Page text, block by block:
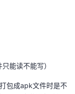
能读不能写）
包成apk文件时是不